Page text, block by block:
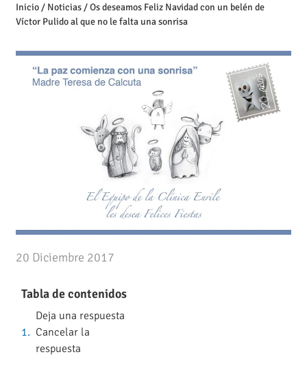
Inicio / Noticias /Os deseamos Feliz Navidad con un belén de
Víctor Pulido al que no le falta una sonrisa
20 Diciembre 2017
Tabla de contenidos
Deja una respuesta
Cancelar la
respuesta